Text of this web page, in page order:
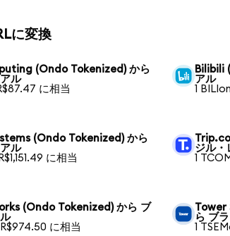
に変換
(Ondo Tokenized) から
ル
に相当
Bilibili
アル
1
(Ondo Tokenized) から
ル
に相当
ジル・
1
(Ondo Tokenized) から ブ
に相当
Tower
ら ブ
1